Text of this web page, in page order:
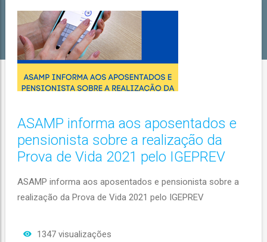
ASAMP informa aos aposentados e
pensionista sobre a realização da
Prova de Vida 2021 pelo IGEPREV
ASAMP informa aos aposentados e pensionista sobre a
realização da Prova de Vida 2021 pelo IGEPREV
1347 visualizações